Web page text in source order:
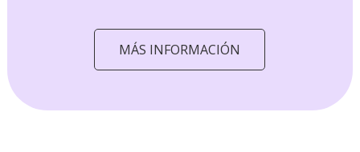
MÁS INFORMACIÓN